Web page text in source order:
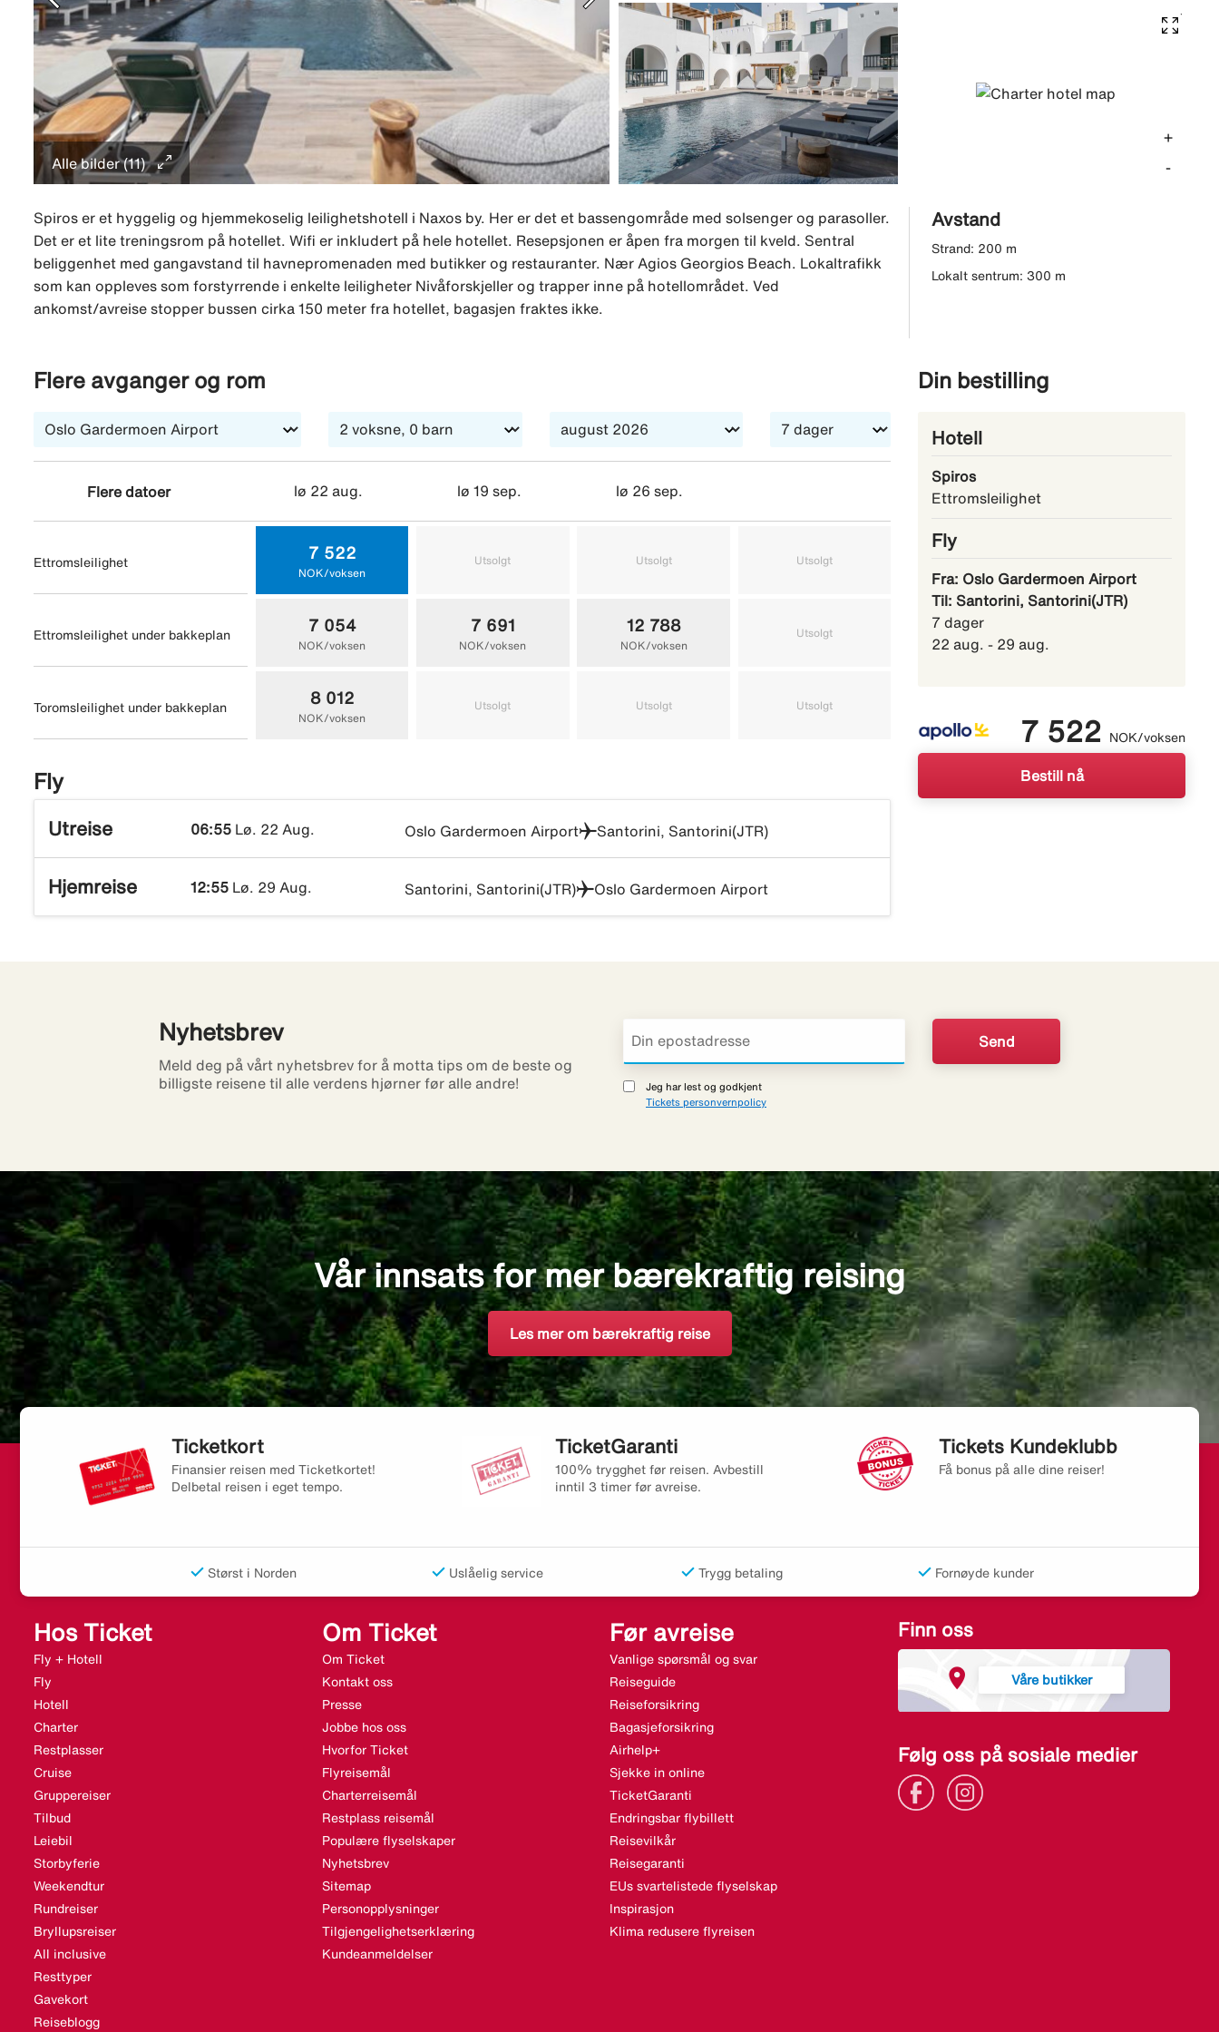
Alle bilder (11)
+
-
Spiros er et hyggelig og hjemmekoselig leilighetshotell i Naxos by. Her er det et bassengområde med solsenger og parasoller.
Det er et lite treningsrom på hotellet. Wifi er inkludert på hele hotellet. Resepsjonen er åpen fra morgen til kveld. Sentral
beliggenhet med gangavstand til havnepromenaden med butikker og restauranter. Nær Agios Georgios Beach. Lokaltrafikk
som kan oppleves som forstyrrende i enkelte leiligheter Nivåforskjeller og trapper inne på hotellområdet. Ved
ankomst/avreise stopper bussen cirka 150 meter fra hotellet, bagasjen fraktes ikke.
Avstand
Strand: 200 m
Lokalt sentrum: 300 m
Flere avganger og rom
Flere datoer lø 22 aug. lø 19 sep. lø 26 sep.
Ettromsleilighet
7 522
NOK/voksen
Utsolgt Utsolgt Utsolgt
Ettromsleilighet under bakkeplan
7 054
NOK/voksen
7 691
NOK/voksen
12 788
NOK/voksen
Utsolgt Utsolgt
Toromsleilighet under bakkeplan
8 012
NOK/voksen
Utsolgt Utsolgt Utsolgt
Fly
Utreise 06:55 Lø. 22 Aug. Oslo Gardermoen Airport Santorini, Santorini(JTR)
Hjemreise 12:55 Lø. 29 Aug. Santorini, Santorini(JTR) Oslo Gardermoen Airport
Din bestilling
Hotell
Spiros
Ettromsleilighet
Fly
Fra: Oslo Gardermoen Airport
Til: Santorini, Santorini(JTR)
7 dager
22 aug. - 29 aug.
7 522 NOK/voksen
Bestill nå
Nyhetsbrev
Meld deg på vårt nyhetsbrev for å motta tips om de beste og
billigste reisene til alle verdens hjørner før alle andre!
Jeg har lest og godkjent
Tickets personvernpolicy
Vår innsats for mer bærekraftig reising
Les mer om bærekraftig reise
Ticketkort
Finansier reisen med Ticketkortet!
Delbetal reisen i eget tempo.
TicketGaranti
100% trygghet før reisen. Avbestill
inntil 3 timer før avreise.
Tickets Kundeklubb
Få bonus på alle dine reiser!
Størst i Norden Uslåelig service Trygg betaling Fornøyde kunder
Hos Ticket
Fly + Hotell
Fly
Hotell
Charter
Restplasser
Cruise
Gruppereiser
Tilbud
Leiebil
Storbyferie
Weekendtur
Rundreiser
Bryllupsreiser
All inclusive
Resttyper
Gavekort
Reiseblogg
Om Ticket
Om Ticket
Kontakt oss
Presse
Jobbe hos oss
Hvorfor Ticket
Flyreisemål
Charterreisemål
Restplass reisemål
Populære flyselskaper
Nyhetsbrev
Sitemap
Personopplysninger
Tilgjengelighetserklæring
Kundeanmeldelser
Før avreise
Vanlige spørsmål og svar
Reiseguide
Reiseforsikring
Bagasjeforsikring
Airhelp+
Sjekke in online
TicketGaranti
Endringsbar flybillett
Reisevilkår
Reisegaranti
EUs svartelistede flyselskap
Inspirasjon
Klima redusere flyreisen
Finn oss
Våre butikker
Følg oss på sosiale medier